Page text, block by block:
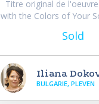
Titre original de
with the Colors of Your
Sold
Iliana
BULGARIE, PLEVEN